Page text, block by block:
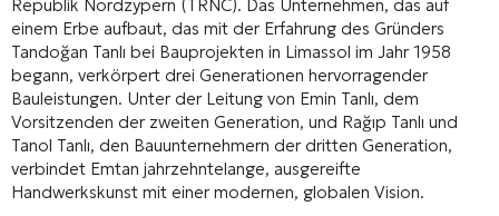
Republik Nordzypern (TRNC). Das Unternehmen, das auf
einem Erbe aufbaut, das mit der Erfahrung des Gründers
Tandoğan Tanlı bei Bauprojekten in Limassol im Jahr 1958
begann, verkörpert drei Generationen hervorragender
Bauleistungen. Unter der Leitung von Emin Tanlı, dem
Vorsitzenden der zweiten Generation, und Rağıp Tanlı und
Tanol Tanlı, den Bauunternehmern der dritten Generation,
verbindet Emtan jahrzehntelange, ausgereifte
Handwerkskunst mit einer modernen, globalen Vision.